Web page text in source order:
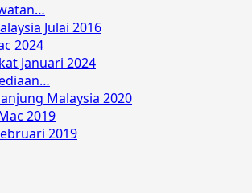
Julai 2016
2024
Januari 2024
Malaysia 2020
2019
2019